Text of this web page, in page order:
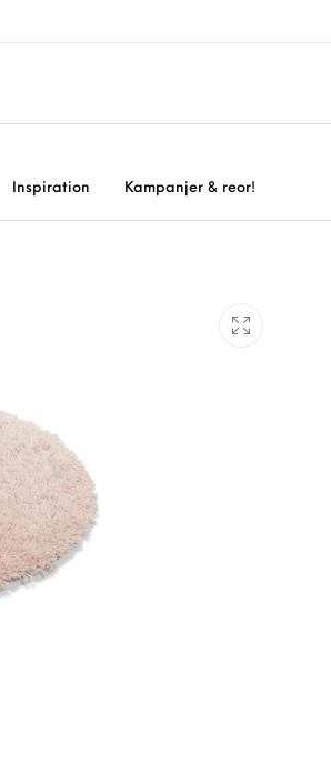
Inspiration Kampanjer & reor!